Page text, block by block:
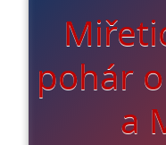
pohár
a